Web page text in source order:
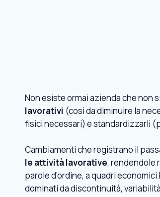
Non esiste ormai azienda che non
lavorativi (così da diminuire la
fisici necessari) e standardizzarli
Cambiamenti che registrano il
le attività lavorative, rendendole
parole d’ordine, a quadri
dominati da discontinuità,